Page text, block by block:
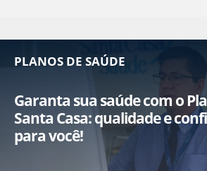
PLANOS DE SAÚDE
Garanta sua saúde com o
Santa Casa: qualidade e
para você!